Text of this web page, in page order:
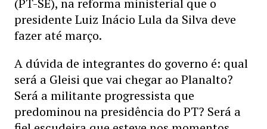
(PT-SE), na reforma ministerial que o
presidente Luiz Inácio Lula da Silva deve
fazer até março.
A dúvida de integrantes do governo é: qual
será a Gleisi que vai chegar ao Planalto?
Será a militante progressista que
predominou na presidência do PT? Será a